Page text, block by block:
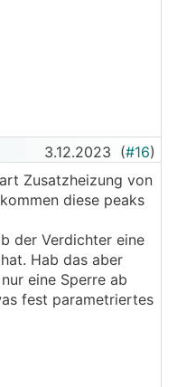
3.12.2023 (#16)
Zusatzheizung von
diese peaks
der Verdichter eine
Hab das aber
eine Sperre ab
fest parametriertes